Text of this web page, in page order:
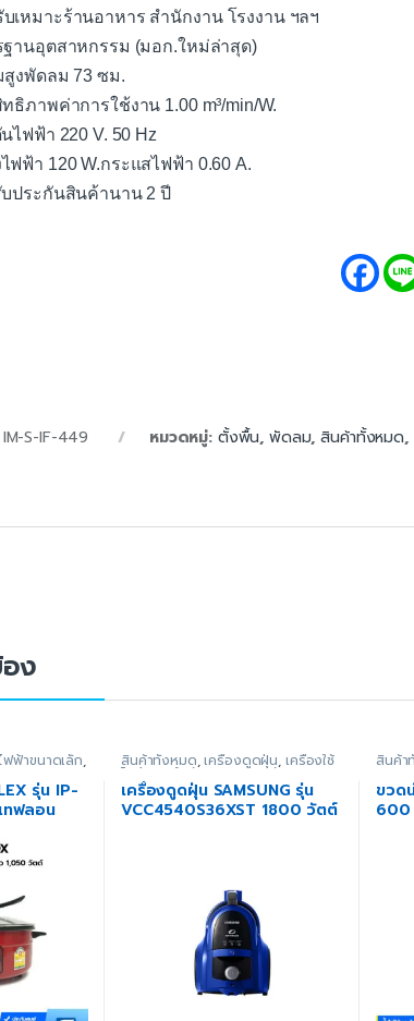
เหมาะร้านอาหาร สำนักงาน โรงงาน ฯลฯ
ฐานอุตสาหกรรม (มอก.ใหม่ล่าสุด)
สูงพัดลม 73 ซม.
ธิภาพค่าการใช้งาน 1.00 m³/min/W.
ไฟฟ้า 220 V. 50 Hz
ฟฟ้า 120 W.กระแสไฟฟ้า 0.60 A.
บประกันสินค้านาน 2 ปี
IM-S-IF-449 หมวดหมู่: ตั้งพื้น,พัดลม,สินค้าทั้งหมด,
ง
ฟฟ้าขนาดเล็ก,
รุ่น IP-
ทฟลอน
สินค้าทั้งหมด,เครื่องดูดฝุ่น, เครื่องใช้
ไฟฟ้าภายในบ้าน แบบดูดแห้ง
เครื่องดูดฝุ่น SAMSUNG รุ่น
VCC4540S36XST 1800 วัตต์
สินค้า
อุปก
ขวด
600